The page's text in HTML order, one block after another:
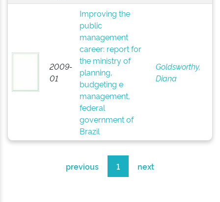
2009-
01
Improving the
public
management
career: report for
the ministry of
planning,
budgeting e
management,
federal
government of
Brazil
Goldsworthy,
Diana
previous 1 next